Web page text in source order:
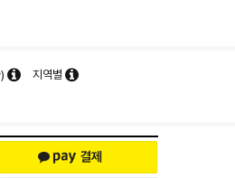
지역별